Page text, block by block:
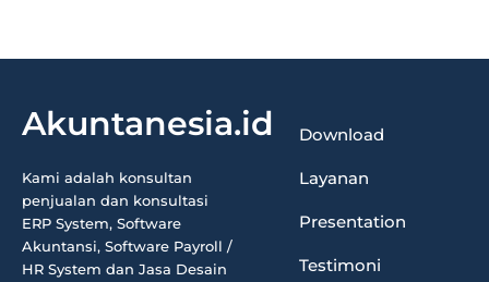
Akuntanesia.id
Kami adalah konsultan
penjualan dan konsultasi
ERP System, Software
Akuntansi, Software Payroll /
HR System dan Jasa Desain
Download
Layanan
Presentation
Testimoni